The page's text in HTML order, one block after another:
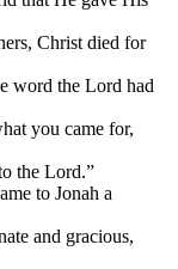
Christ died for
word the Lord had
you came for,
the Lord.”
to Jonah a
and gracious,